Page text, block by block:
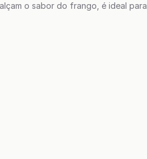
o sabor do frango, é ideal para